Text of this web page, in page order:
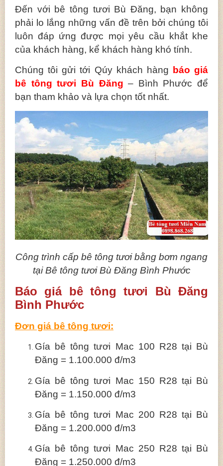
Đến với bê tông tươi Bù Đăng, bạn không
phải lo lắng những vấn đề trên bởi chúng tôi
luôn đáp ứng được mọi yêu cầu khắt khe
của khách hàng, kể khách hàng khó tính.
Chúng tôi gửi tới Qúy khách hàng
báo giá
bê tông tươi Bù Đăng – Bình Phước để
bạn tham khảo và lựa chọn tốt nhất.
Công trình cấp bê tông tươi bằng bơm ngang
tại Bê tông tươi Bù Đăng Bình Phước
Báo giá bê tông tươi Bù Đăng
Bình Phước
Đơn giá bê tông tươi:
Gía bê tông tươi Mac 100 R28 tại Bù
Đăng = 1.100.000 đ/m3
Gía bê tông tươi Mac 150 R28 tại Bù
Đăng = 1.150.000 đ/m3
Gía bê tông tươi Mac 200 R28 tại Bù
Đăng = 1.200.000 đ/m3
Gía bê tông tươi Mac 250 R28 tại Bù
Đăng = 1.250.000 đ/m3